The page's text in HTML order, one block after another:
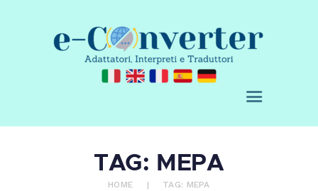
TAG: MEPA
HOME TAG: MEPA
E-CONVERTER - AGENZIA DI
TRADUZIONE
Adattatori, Interpreti e Traduttori
SERVIZI
ACQUISTA